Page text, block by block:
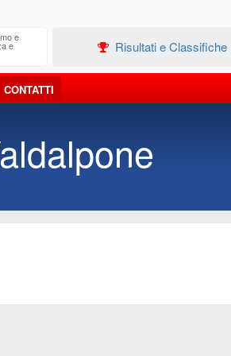
e
e Risultati e Classifiche
CONTATTI